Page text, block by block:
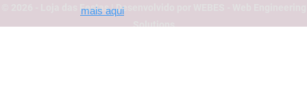
mais aqui
© 2026 - Loja das Festas | Desenvolvido por WEBES - Web Engineering
Solutions